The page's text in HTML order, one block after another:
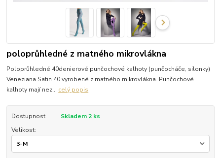
poloprůhledné z matného mikrovlákna
Poloprůhledné 40denierové punčochové kalhoty (punčocháče, silonky)
Veneziana Satin 40 vyrobené z matného mikrovlákna. Punčochové
kalhoty mají nez... celý popis
Dostupnost
Skladem 2 ks
Velikost: